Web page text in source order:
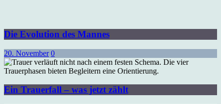
Die Evolution des Mannes
20. November 0
Ein Trauerfall – was jetzt zählt